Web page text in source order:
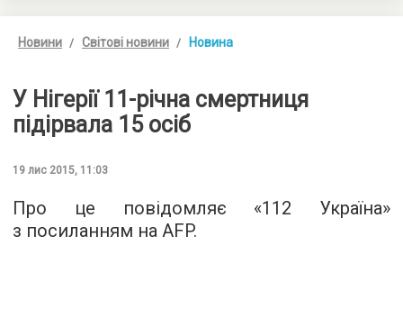
Новини Світові новини Новина
У Нігерії 11-річна смертниця
підірвала 15 осіб
19 лис 2015, 11:03
Про це повідомляє «112 Україна»
з посиланням на AFP.